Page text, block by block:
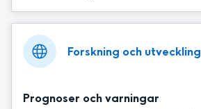
Forskning och utveckling
Prognoser och varningar